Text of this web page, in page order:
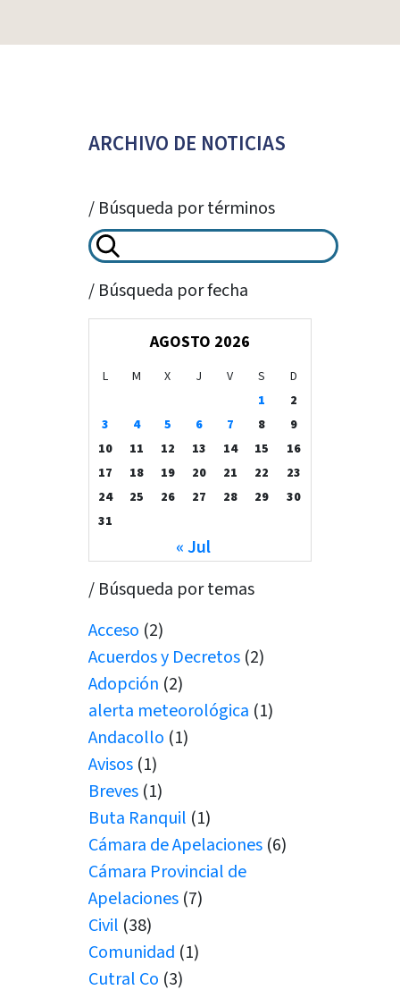
ARCHIVO DE NOTICIAS
/ Búsqueda por términos
/ Búsqueda por fecha
AGOSTO 2026
L M X J V S
D
1
2
3
4 5 6 7 8
9
10
11 12 13 14 15
16
17
18 19 20 21 22
23
24
25 26 27 28 29
30
31
« Jul
/ Búsqueda por temas
Acceso (2)
Acuerdos y Decretos (2)
Adopción (2)
alerta meteorológica (1)
Andacollo (1)
Avisos (1)
Breves (1)
Buta Ranquil (1)
Cámara de Apelaciones (6)
Cámara Provincial de
Apelaciones (7)
Civil (38)
Comunidad (1)
Cutral Co (3)